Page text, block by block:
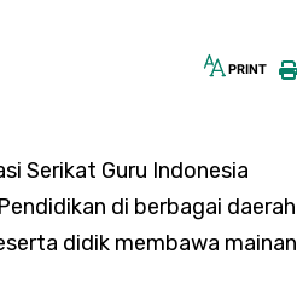
PRINT
Serikat Guru Indonesia
di berbagai daerah
didik membawa mainan